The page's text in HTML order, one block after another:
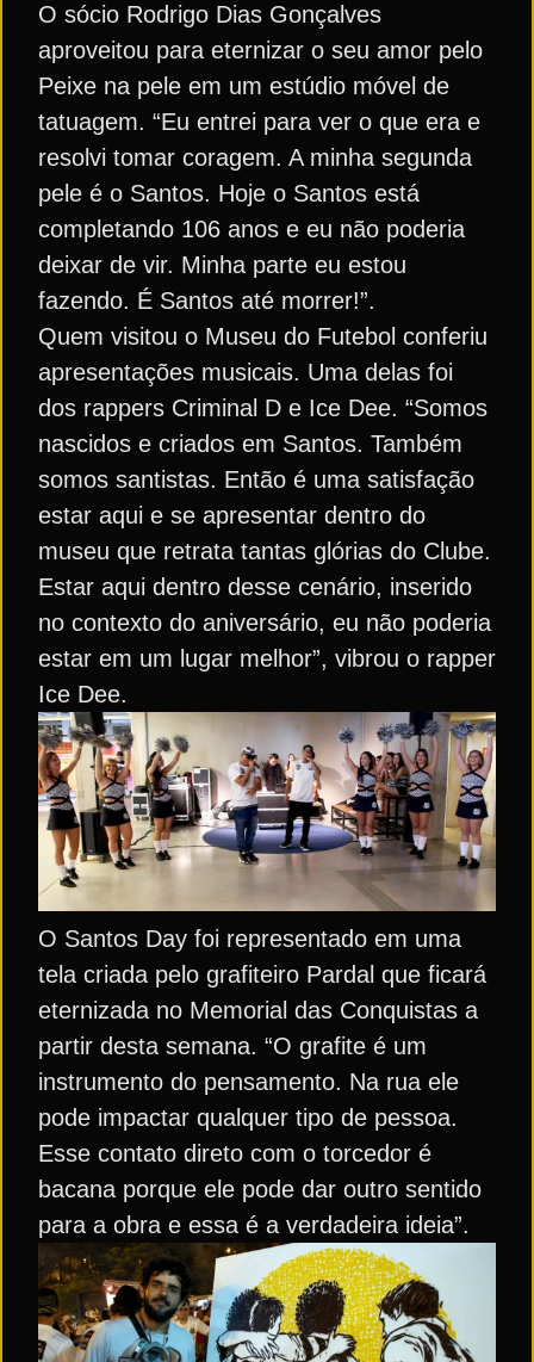
O sócio Rodrigo Dias Gonçalves
aproveitou para eternizar o seu amor pelo
Peixe na pele em um estúdio móvel de
tatuagem. “Eu entrei para ver o que era e
resolvi tomar coragem. A minha segunda
pele é o Santos. Hoje o Santos está
completando 106 anos e eu não poderia
deixar de vir. Minha parte eu estou
fazendo. É Santos até morrer!”.
Quem visitou o Museu do Futebol conferiu
apresentações musicais. Uma delas foi
dos rappers Criminal D e Ice Dee. “Somos
nascidos e criados em Santos. Também
somos santistas. Então é uma satisfação
estar aqui e se apresentar dentro do
museu que retrata tantas glórias do Clube.
Estar aqui dentro desse cenário, inserido
no contexto do aniversário, eu não poderia
estar em um lugar melhor”, vibrou o rapper
Ice Dee.
O Santos Day foi representado em uma
tela criada pelo grafiteiro Pardal que ficará
eternizada no Memorial das Conquistas a
partir desta semana. “O grafite é um
instrumento do pensamento. Na rua ele
pode impactar qualquer tipo de pessoa.
Esse contato direto com o torcedor é
bacana porque ele pode dar outro sentido
para a obra e essa é a verdadeira ideia”.